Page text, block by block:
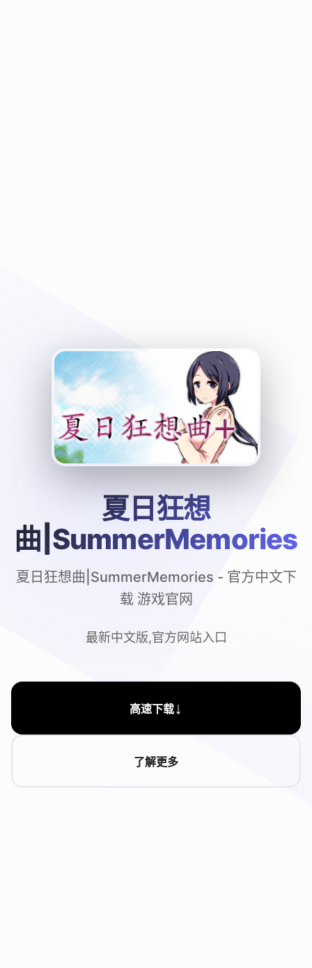
夏日狂想
曲|SummerMemories
夏日狂想曲|SummerMemories - 官方中文下
载 游戏官网
最新中文版,官方网站入口
高速下载↓
了解更多